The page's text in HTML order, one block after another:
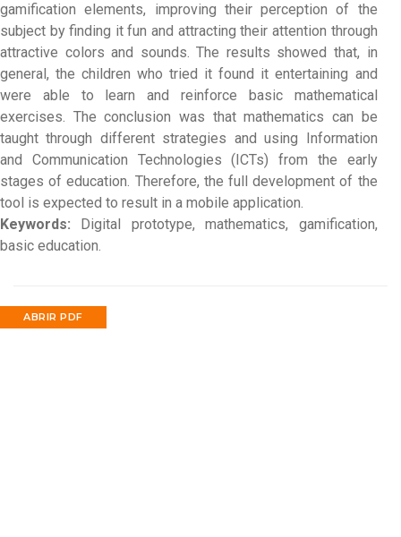
gamification elements, improving their perception of the
subject by finding it fun and attracting their attention through
attractive colors and sounds. The results showed that, in
general, the children who tried it found it entertaining and
were able to learn and reinforce basic mathematical
exercises. The conclusion was that mathematics can be
taught through different strategies and using Information
and Communication Technologies (ICTs) from the early
stages of education. Therefore, the full development of the
tool is expected to result in a mobile application.
Keywords:
Digital prototype, mathematics, gamification,
basic education.
ABRIR PDF